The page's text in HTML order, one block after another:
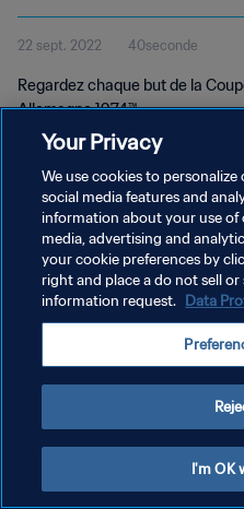
Suède | Coupe du
Allemagne 1974™
22 sept. 2022 40seconde
Regardez chaque but de la
Allemagne 1974™.
POLITIQUE DE CONFIDENTIALITÉ
CONDITIONS D'UTILISATION
GÉRER VOS PRÉFÉRENCES SUR
Your Privacy
We use cookies to
social media features and
information about your use of
media, advertising and
your cookie preferences by
right and place a do not sell
information request. Data
I'm OK